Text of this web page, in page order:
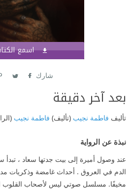
اسمع
شارك
بعد آخر دقيقة
تأليف فاطمة نجيب (تأليف) فاطمة نجيب
نبذة عن الرواية
عند وصول أميرة إلى بيت جدتها سعاد ،
الدم في العروق . أحداث غامضة وذكريات
مخيفًا. مسلسل صوتي ليس لأصحاب القلوب